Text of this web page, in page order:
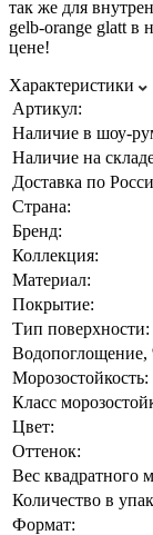
так же для
gelb-orange glatt в
цене!
Характеристики
Артикул:
Наличие в шоу-
Наличие на
Доставка по
Страна:
Бренд:
Коллекция:
Материал:
Покрытие:
Тип поверхности:
Водопоглощение,
Морозостойкость:
Класс
Цвет:
Оттенок:
Вес квадратного
Количество в
Формат: